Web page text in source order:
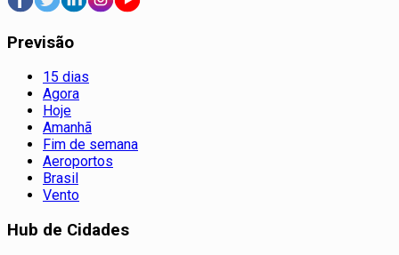
Previsão
15 dias
Agora
Hoje
Amanhã
Fim de semana
Aeroportos
Brasil
Vento
Hub de Cidades